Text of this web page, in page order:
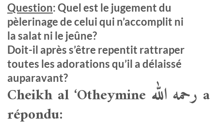
Question: Quel est le jugement du
pèlerinage de celui qui n’accomplit ni
la salat ni le jeûne?
Doit-il après s’être repentit rattraper
toutes les adorations qu’il a délaissé
auparavant?
Cheikh al ‘Otheymine رحمه الله a
répondu: